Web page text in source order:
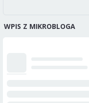
WPIS Z MIKROBLOGA